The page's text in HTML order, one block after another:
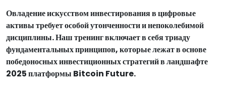
Овладение искусством инвестирования в цифровые
активы требует особой утонченности и непоколебимой
дисциплины. Наш тренинг включает в себя триаду
фундаментальных принципов, которые лежат в основе
победоносных инвестиционных стратегий в ландшафте
2025 платформы Bitcoin Future.